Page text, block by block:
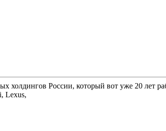
России, который вот уже 20 лет
Lexus,